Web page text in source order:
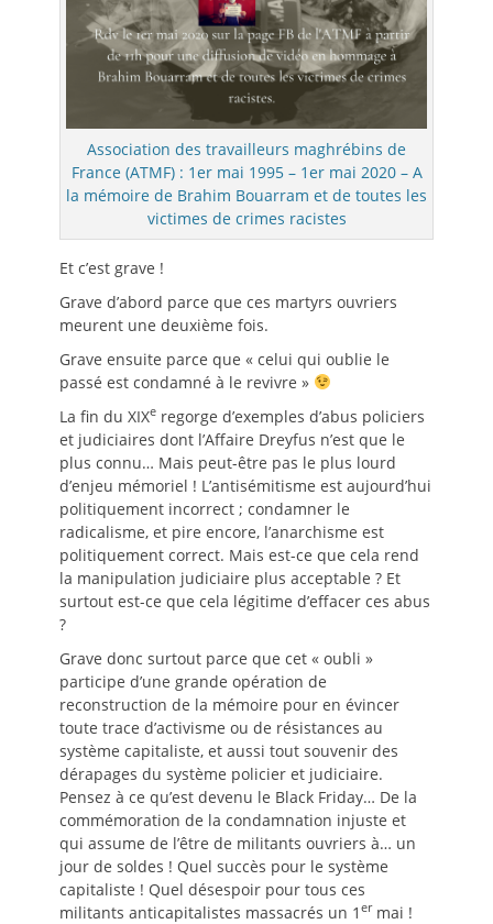
Association des travailleurs maghrébins de
France (ATMF) : 1er mai 1995 – 1er mai 2020 – A
la mémoire de Brahim Bouarram et de toutes les
victimes de crimes racistes
Et c’est grave !
Grave d’abord parce que ces martyrs ouvriers
meurent une deuxième fois.
Grave ensuite parce que « celui qui oublie le
passé est condamné à le revivre »
La fin du XIXe regorge d’exemples d’abus policiers
et judiciaires dont l’Affaire Dreyfus n’est que le
plus connu… Mais peut-être pas le plus lourd
d’enjeu mémoriel ! L’antisémitisme est aujourd’hui
politiquement incorrect ; condamner le
radicalisme, et pire encore, l’anarchisme est
politiquement correct. Mais est-ce que cela rend
la manipulation judiciaire plus acceptable ? Et
surtout est-ce que cela légitime d’effacer ces abus
?
Grave donc surtout parce que cet « oubli »
participe d’une grande opération de
reconstruction de la mémoire pour en évincer
toute trace d’activisme ou de résistances au
système capitaliste, et aussi tout souvenir des
dérapages du système policier et judiciaire.
Pensez à ce qu’est devenu le Black Friday… De la
commémoration de la condamnation injuste et
qui assume de l’être de militants ouvriers à… un
jour de soldes ! Quel succès pour le système
capitaliste ! Quel désespoir pour tous ces
militants anticapitalistes massacrés un 1 ermai !